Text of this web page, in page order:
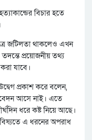
বিচার হতে
জটিলতা থাকলেও এখন
প্রয়োজনীয় তথ্য
যাবে।
প্রকাশ করে বলেন,
আসে নাই। এতে
ধরে কষ্ট নিয়ে আছে।
এ ধরনের অপরাধ